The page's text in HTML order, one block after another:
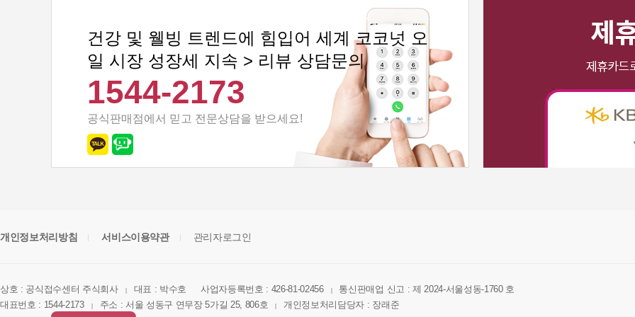
건강 및 웰빙 트렌드에 힘입어 세계 코코넛 오
일 시장 성장세 지속 > 리뷰 상담문의
1544-2173
공식판매점에서 믿고 전문상담을 받으세요!
개인정보처리방침 서비스이용약관 관리자로그인
상호 : 공식접수센터 주식회사 대표 : 박수호 사업자등록번호 : 426-81-02456
통신판매업 신고 : 제 2024-서울성동-1760 호
대표번호 : 1544-2173
주소 : 서울 성동구 연무장 5가길 25, 806호 개인정보처리담당자 : 장래준